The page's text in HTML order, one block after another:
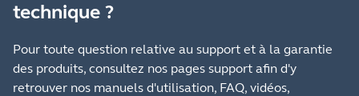
technique ?
Pour toute question relative au support et à la garantie
des produits, consultez nos pages support afin d'y
retrouver nos manuels d'utilisation, FAQ, vidéos,